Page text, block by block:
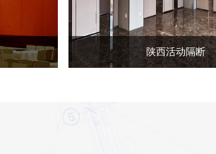
陕西活动隔断